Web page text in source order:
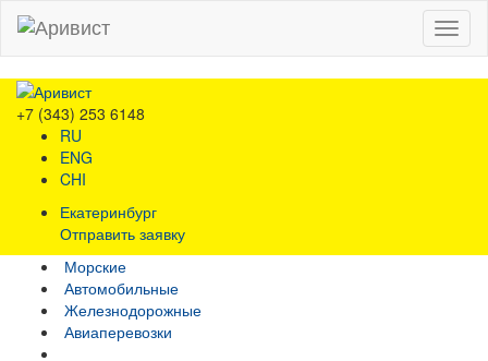
Menu
+7 (343) 253 6148
RU
ENG
CHI
Екатеринбург
Отправить заявку
Морские
Автомобильные
Железно­дорожные
Авиаперевозки